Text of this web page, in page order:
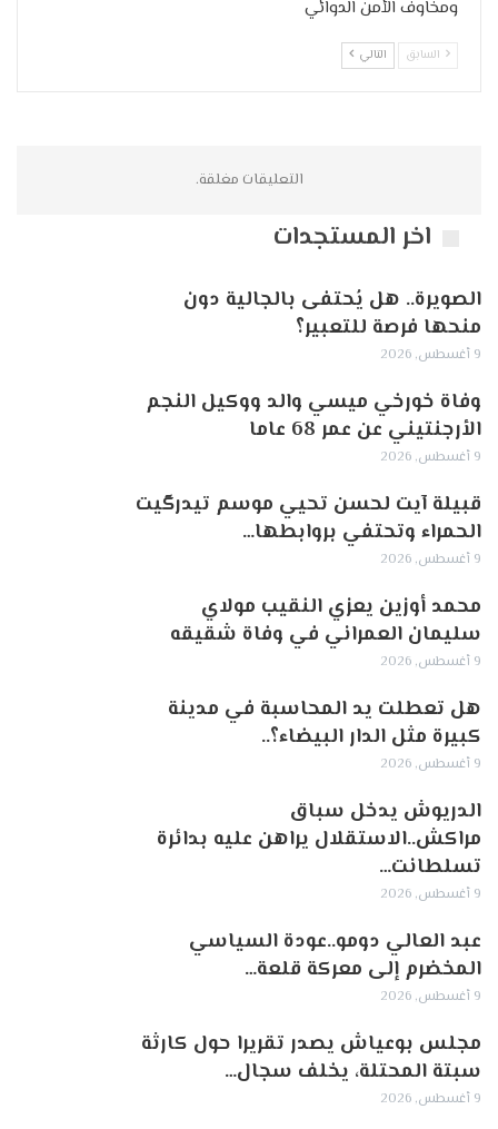
ومخاوف الأمن الدوائي
السابق التالي
التعليقات مغلقة.
اخر المستجدات
الصويرة.. هل يُحتفى بالجالية دون
منحها فرصة للتعبير؟
9 أغسطس, 2026
وفاة خورخي ميسي والد ووكيل النجم
الأرجنتيني عن عمر 68 عاما
9 أغسطس, 2026
قبيلة آيت لحسن تحيي موسم تيدرگيت
الحمراء وتحتفي بروابطها…
9 أغسطس, 2026
محمد أوزين يعزي النقيب مولاي
سليمان العمراني في وفاة شقيقه
9 أغسطس, 2026
هل تعطلت يد المحاسبة في مدينة
كبيرة مثل الدار البيضاء؟..
9 أغسطس, 2026
الدريوش يدخل سباق
مراكش..الاستقلال يراهن عليه بدائرة
تسلطانت…
9 أغسطس, 2026
عبد العالي دومو..عودة السياسي
المخضرم إلى معركة قلعة…
9 أغسطس, 2026
مجلس بوعياش يصدر تقريرا حول كارثة
سبتة المحتلة، يخلف سجال…
9 أغسطس, 2026